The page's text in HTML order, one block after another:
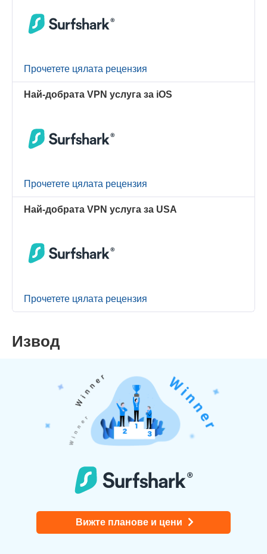
Прочетете цялата рецензия
Най-добрата VPN услуга за iOS
Прочетете цялата рецензия
Най-добрата VPN услуга за USA
Прочетете цялата рецензия
Извод
Вижте планове и цени